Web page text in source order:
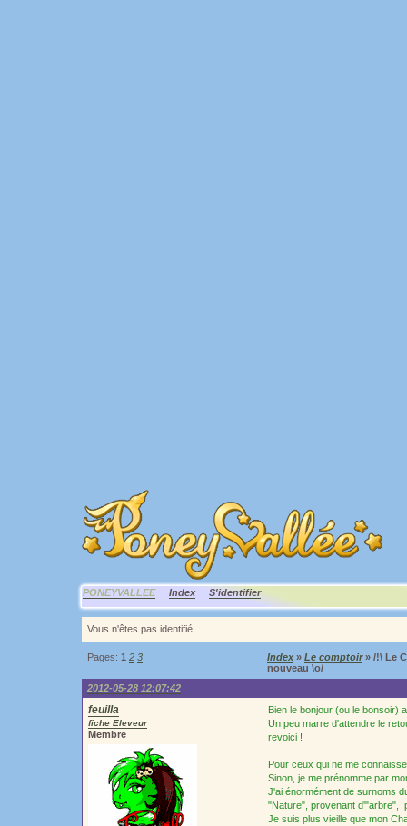
PONEYVALLEE Index S'identifier
Vous n'êtes pas identifié.
Pages: 1 2 3 Index » Le comptoir» /!\ Le
nouveau \o/
2012-05-28 12:07:42
feuilla
fiche Eleveur
Membre
Bien le bonjour (ou le bonsoir)
Un peu marre d'attendre le
revoici !
Pour ceux qui ne me
Sinon, je me prénomme par
J'ai énormément de surnoms
"Nature", provenant d'"arbre",
Je suis plus vieille que mon